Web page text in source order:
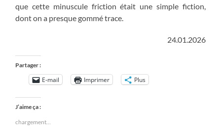
que cette minuscule friction était une simple fiction,
dont on a presque gommé trace.
24.01.2026
Partager :
E-mail Imprimer Plus
J’aime ça :
chargement…